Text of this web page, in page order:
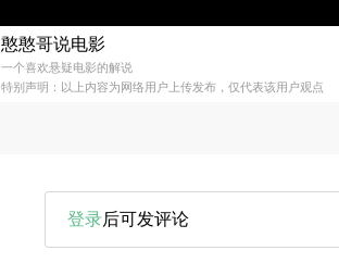
憨憨哥说电影
一个喜欢悬疑电影的解说
特别声明：以上内容为网络用户上传发布，仅代表该用户观点
登录后可发评论